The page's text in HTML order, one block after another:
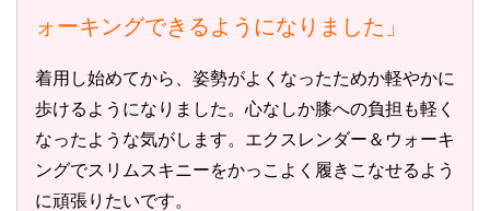
ォーキングできるようになりました」
着用し始めてから、姿勢がよくなったためか軽やかに
歩けるようになりました。心なしか膝への負担も軽く
なったような気がします。エクスレンダー＆ウォーキ
ングでスリムスキニーをかっこよく履きこなせるよう
に頑張りたいです。